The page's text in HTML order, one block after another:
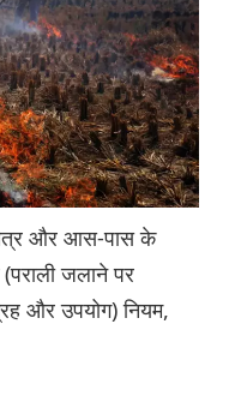
और आस-पास के
जलाने पर
और उपयोग) नियम,